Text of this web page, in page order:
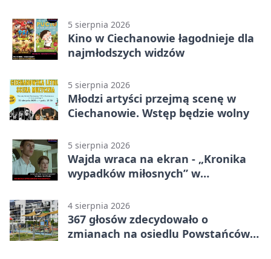
5 sierpnia 2026
Kino w Ciechanowie łagodnieje dla
najmłodszych widzów
5 sierpnia 2026
Młodzi artyści przejmą scenę w
Ciechanowie. Wstęp będzie wolny
5 sierpnia 2026
Wajda wraca na ekran - „Kronika
wypadków miłosnych” w
4 sierpnia 2026
367 głosów zdecydowało o
zmianach na osiedlu Powstańców